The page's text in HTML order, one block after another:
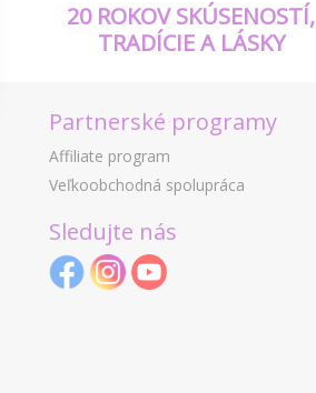
20 ROKOV SKÚSENOSTÍ,
TRADÍCIE A LÁSKY
Partnerské programy
Affiliate program
Veľkoobchodná spolupráca
Sledujte nás